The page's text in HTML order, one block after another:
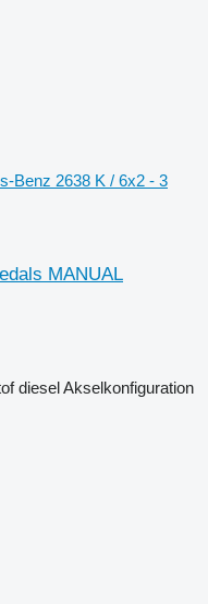
Benz 2638 K / 6x2 - 3
MANUAL
dieselAkselkonfiguration